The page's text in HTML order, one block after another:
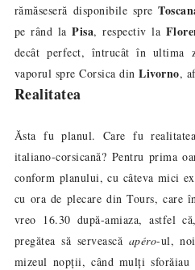
rămăseseră disponibile spre
pe rând laPisa, respectiv la
decât perfect, întrucât în ultima
vaporul spre Corsica dinLivorno,
Realitatea
Ăsta fu planul. Care fu
italiano-corsicană? Pentru prima
conform planului, cu câteva mici
cu ora de plecare din Tours, care
vreo 16.30 după-amiaza, astfel
pregătea să servească apéro-ul,
mizeul nopții, când mulți